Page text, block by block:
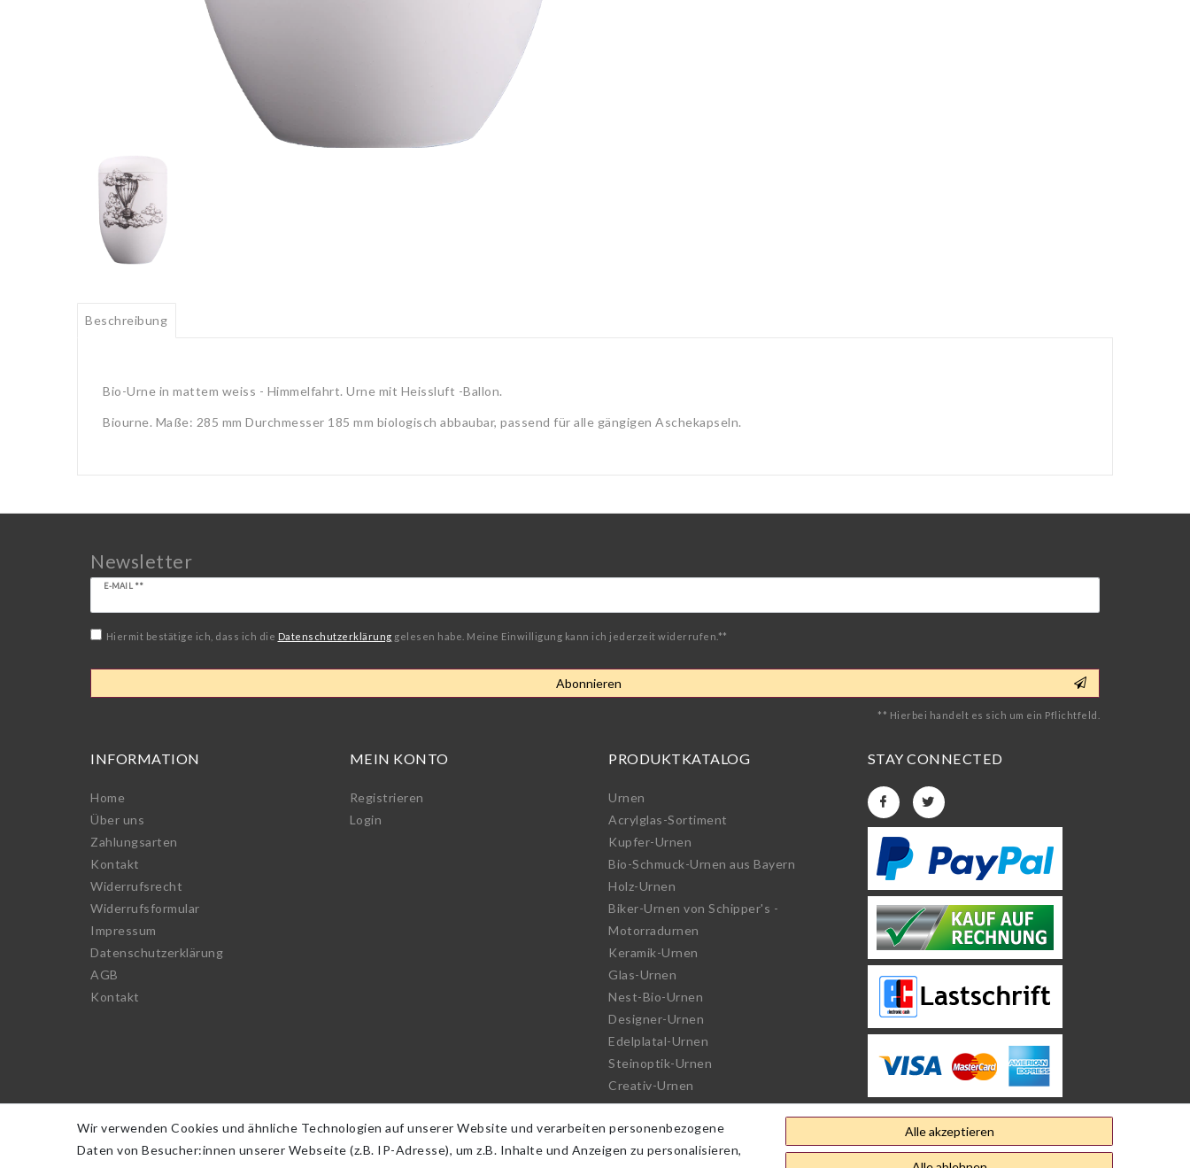
Beschreibung
Bio-Urne in mattem weiss - Himmelfahrt. Urne mit Heissluft -Ballon.
Biourne. Maße: 285 mm Durchmesser 185 mm biologisch abbaubar, passend für alle gängigen Aschekapseln.
Newsletter
E-MAIL **
Newsletter
Honig
Hiermit bestätige ich, dass ich die Daten­schutz­erklärung gelesen habe. Meine Einwilligung kann ich jederzeit widerrufen.**
Abonnieren
** Hierbei handelt es sich um ein Pflichtfeld.
INFORMATION
Home
Über uns
Zahlungsarten
Kontakt
Widerrufs­recht
Widerrufs­formular
Impressum
Daten­schutz­erklärung
AGB
Kontakt
MEIN KONTO
Registrieren
Login
PRODUKTKATALOG
Urnen
Acrylglas-Sortiment
Kupfer-Urnen
Bio-Schmuck-Urnen aus Bayern
Holz-Urnen
Biker-Urnen von Schipper's -
Motorradurnen
Keramik-Urnen
Glas-Urnen
Nest-Bio-Urnen
Designer-Urnen
Edelplatal-Urnen
Steinoptik-Urnen
Creativ-Urnen
See-Urnen
Bio-Urnen
Haute Couture Urnen
STAY CONNECTED
Wir verwenden Cookies und ähnliche Technologien auf unserer Website und verarbeiten personenbezogene
Daten von Besucher:innen unserer Webseite (z.B. IP-Adresse), um z.B. Inhalte und Anzeigen zu personalisieren,
Alle akzeptieren